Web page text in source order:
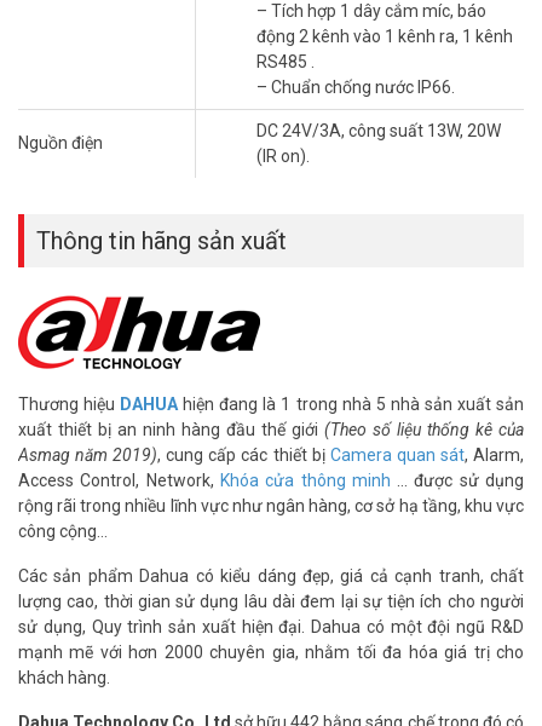
– Tích hợp 1 dây cắm míc, báo
động 2 kênh vào 1 kênh ra, 1 kênh
RS485 .
– Chuẩn chống nước IP66.
Nguồn điện
DC 24V/3A, công suất 13W, 20W
(IR on).
Thông tin hãng sản xuất
Thương hiệu DAHUA hiện đang là 1 trong nhà 5 nhà sản xuất sản
xuất thiết bị an ninh hàng đầu thế giới (Theo số liệu thống kê của
Asmag năm 2019), cung cấp các thiết bị Camera quan sát, Alarm,
Access Control, Network, Khóa cửa thông minh … được sử dụng
rộng rãi trong nhiều lĩnh vực như ngân hàng, cơ sở hạ tầng, khu vực
công cộng…
Các sản phẩm Dahua có kiểu dáng đẹp, giá cả cạnh tranh, chất
lượng cao, thời gian sử dụng lâu dài đem lại sự tiện ích cho người
sử dụng, Quy trình sản xuất hiện đại. Dahua có một đội ngũ R&D
mạnh mẽ với hơn 2000 chuyên gia, nhằm tối đa hóa giá trị cho
khách hàng.